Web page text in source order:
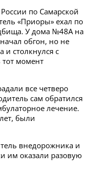
по Самарской
«Приоры» ехал по
У дома №48А на
обгон, но не
и столкнулся с
момент
все четверо
сам обратился
лечение.
были
внедорожника и
им оказали разовую